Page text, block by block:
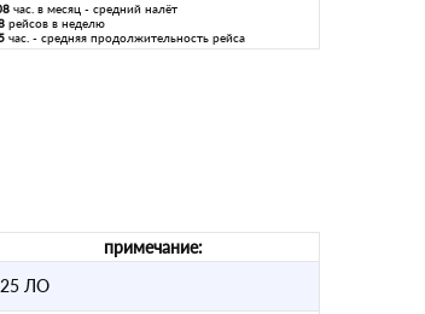
час. в месяц - средний налёт
рейсов в неделю
час. - средняя продолжительность рейса
примечание:
ЛО